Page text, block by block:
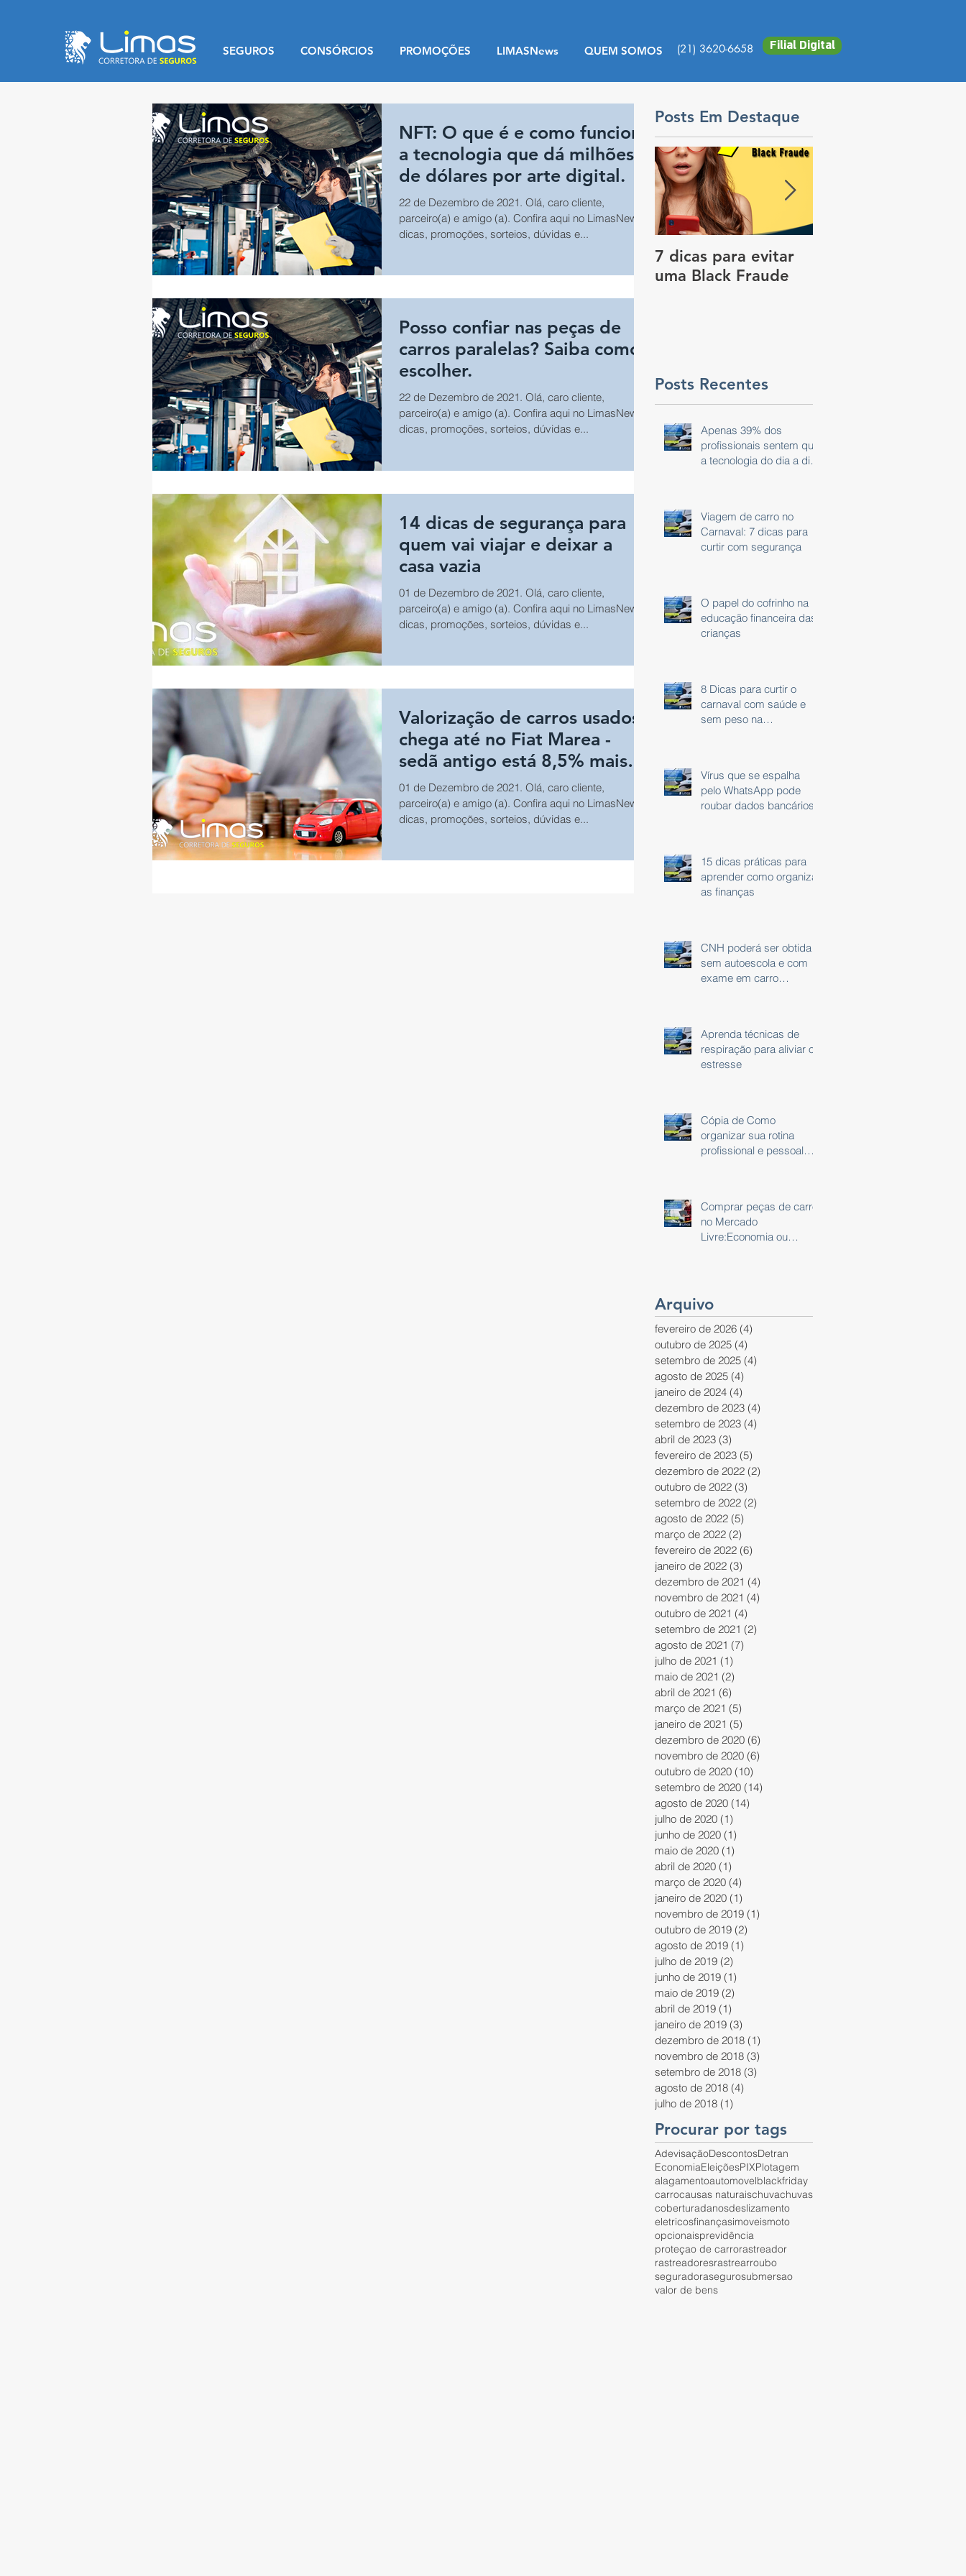
SEGUROS CONSÓRCIOS PROMOÇÕES LIMASNews QUEM SOMOS (21) 3620-6658 Filial Digital
NFT: O que é e como funciona
a tecnologia que dá milhões
de dólares por arte digital.
22 de Dezembro de 2021. Olá, caro cliente,
parceiro(a) e amigo (a). Confira aqui no LimasNews
dicas, promoções, sorteios, dúvidas e...
Posso confiar nas peças de
carros paralelas? Saiba como
escolher.
22 de Dezembro de 2021. Olá, caro cliente,
parceiro(a) e amigo (a). Confira aqui no LimasNews
dicas, promoções, sorteios, dúvidas e...
14 dicas de segurança para
quem vai viajar e deixar a
casa vazia
01 de Dezembro de 2021. Olá, caro cliente,
parceiro(a) e amigo (a). Confira aqui no LimasNews
dicas, promoções, sorteios, dúvidas e...
Valorização de carros usados
chega até no Fiat Marea -
sedã antigo está 8,5% mais
caro
01 de Dezembro de 2021. Olá, caro cliente,
parceiro(a) e amigo (a). Confira aqui no LimasNews
dicas, promoções, sorteios, dúvidas e...
Posts Em Destaque
7 dicas para evitar
uma Black Fraude
Posts Recentes
Apenas 39% dos
profissionais sentem que
a tecnologia do dia a dia
Viagem de carro no
Carnaval: 7 dicas para
curtir com segurança
O papel do cofrinho na
educação financeira das
crianças
8 Dicas para curtir o
carnaval com saúde e
sem peso na
Vírus que se espalha
pelo WhatsApp pode
roubar dados bancários
15 dicas práticas para
aprender como organizar
as finanças
CNH poderá ser obtida
sem autoescola e com
exame em carro
Aprenda técnicas de
respiração para aliviar o
estresse
Cópia de Como
organizar sua rotina
profissional e pessoal
Comprar peças de carro
no Mercado
Livre:Economia ou
Arquivo
fevereiro de 2026 (4)
outubro de 2025 (4)
setembro de 2025 (4)
agosto de 2025 (4)
janeiro de 2024 (4)
dezembro de 2023 (4)
setembro de 2023 (4)
abril de 2023 (3)
fevereiro de 2023 (5)
dezembro de 2022 (2)
outubro de 2022 (3)
setembro de 2022 (2)
agosto de 2022 (5)
março de 2022 (2)
fevereiro de 2022 (6)
janeiro de 2022 (3)
dezembro de 2021 (4)
novembro de 2021 (4)
outubro de 2021 (4)
setembro de 2021 (2)
agosto de 2021 (7)
julho de 2021 (1)
maio de 2021 (2)
abril de 2021 (6)
março de 2021 (5)
janeiro de 2021 (5)
dezembro de 2020 (6)
novembro de 2020 (6)
outubro de 2020 (10)
setembro de 2020 (14)
agosto de 2020 (14)
julho de 2020 (1)
junho de 2020 (1)
maio de 2020 (1)
abril de 2020 (1)
março de 2020 (4)
janeiro de 2020 (1)
novembro de 2019 (1)
outubro de 2019 (2)
agosto de 2019 (1)
julho de 2019 (2)
junho de 2019 (1)
maio de 2019 (2)
abril de 2019 (1)
janeiro de 2019 (3)
dezembro de 2018 (1)
novembro de 2018 (3)
setembro de 2018 (3)
agosto de 2018 (4)
julho de 2018 (1)
Procurar por tags
AdevisaçãoDescontosDetran
EconomiaEleiçõesPIXPlotagem
alagamentoautomovelblackfriday
carrocausas naturaischuvachuvas
coberturadanosdeslizamento
eletricosfinançasimoveismoto
opcionaisprevidência
proteçao de carrorastreador
rastreadoresrastrearroubo
seguradorasegurosubmersao
valor de bens